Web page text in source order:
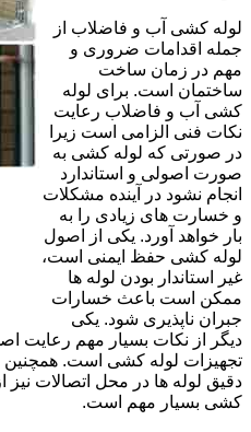
لوله کشی آب و فاضلاب از
جمله اقدامات ضروری و
مهم در زمان ساخت
ساختمان است. برای لوله
کشی آب و فاضلاب رعایت
نکات فنی الزامی است زیرا
در صورتی که لوله کشی به
صورت اصولی و استاندارد
انجام نشود در آینده مشکلات
و خسارت های زیادی را به
بار خواهد آورد. یکی از اصول
لوله کشی حفظ ایمنی است،
غیر استاندار بودن لوله ها
ممکن است باعث خسارات
جبران ناپذیری شود. یکی
دیگر از نکات بسیار مهم رعایت
تجهیزات لوله کشی است.
دقیق لوله ها در محل اتصالات
کشی بسیار مهم است.